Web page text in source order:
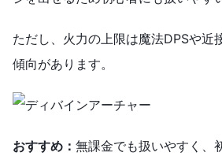
ただし、火力の上限は魔法DPSや近
傾向があります。
おすすめ： 無課金でも扱いやすく、